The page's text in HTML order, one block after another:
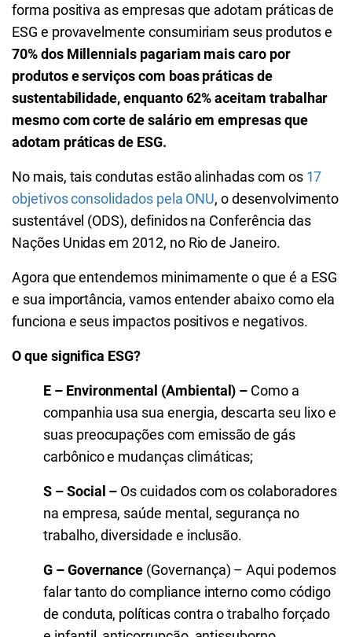
forma positiva as empresas que adotam práticas de
ESG e provavelmente consumiriam seus produtos e
70% dos Millennials pagariam mais caro por
produtos e serviços com boas práticas de
sustentabilidade, enquanto 62% aceitam trabalhar
mesmo com corte de salário em empresas que
adotam práticas de ESG.
No mais, tais condutas estão alinhadas com os 17
objetivos consolidados pela ONU, o desenvolvimento
sustentável (ODS), definidos na Conferência das
Nações Unidas em 2012, no Rio de Janeiro.
Agora que entendemos minimamente o que é a ESG
e sua importância, vamos entender abaixo como ela
funciona e seus impactos positivos e negativos.
O que significa ESG?
E – Environmental (Ambiental) – Como a
companhia usa sua energia, descarta seu lixo e
suas preocupações com emissão de gás
carbônico e mudanças climáticas;
S – Social – Os cuidados com os colaboradores
na empresa, saúde mental, segurança no
trabalho, diversidade e inclusão.
G – Governance (Governança) – Aqui podemos
falar tanto do compliance interno como código
de conduta, políticas contra o trabalho forçado